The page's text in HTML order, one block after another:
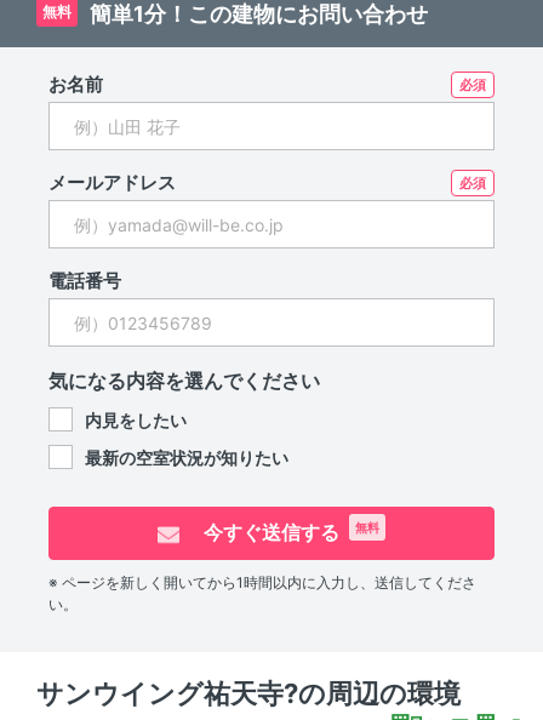
無料 簡単1分！この建物にお問い合わせ
お名前
メールアドレス
電話番号
気になる内容を選んでください
内見をしたい
最新の空室状況が知りたい
今すぐ送信する 無料
※ ページを新しく開いてから1時間以内に入力し、送信してくださ
い。
サンウイング祐天寺?の周辺の環境